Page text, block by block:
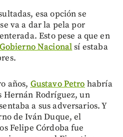
esa opción se
va a dar la pela por
Esto pese a que en
Nacionalsí estaba
años,Gustavo Petrohabría
Hernán Rodríguez, un
a sus adversarios. Y
de Iván Duque, el
Felipe Córdoba fue